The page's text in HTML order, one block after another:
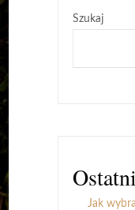
Szukaj
Jak